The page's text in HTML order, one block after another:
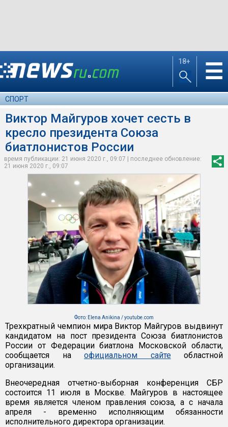
18+ ☰
СПОРТ
Виктор Майгуров хочет сесть в
кресло президента Союза
биатлонистов России
время публикации: 21 июня 2020 г., 09:07 | последнее обновление:
21 июня 2020 г., 09:07
Фото: Elena Anikina / youtube.com
Трехкратный чемпион мира Виктор Майгуров выдвинут
кандидатом на пост президента Союза биатлонистов
России от Федерации биатлона Московской области,
сообщается на официальном сайтеобластной
организации.
Внеочередная отчетно-выборная конференция СБР
состоится 11 июля в Москве. Майгуров в настоящее
время является членом правления союза, а с начала
апреля - временно исполняющим обязанности
исполнительного директора организации.